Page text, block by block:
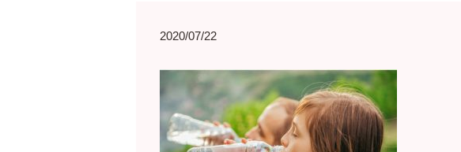
2020/07/22